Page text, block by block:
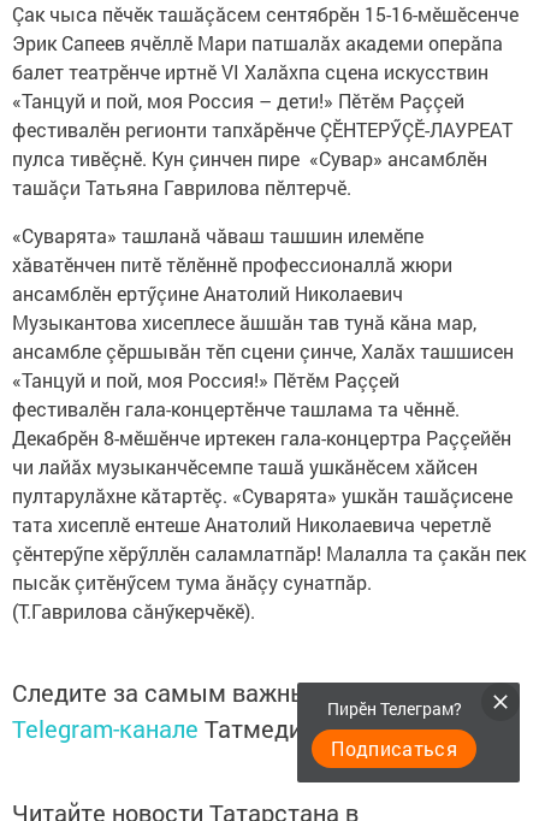
Çак чыса пӗчӗк ташăçăсем сентябрӗн 15-16-мӗшӗсенче
Эрик Сапеев ячӗллӗ Мари патшалăх академи оперăпа
балет театрӗнче иртнӗ VI Халăхпа сцена искусствин
«Танцуй и пой, моя Россия – дети!» Пӗтӗм Раççей
фестивалӗн регионти тапхăрӗнче ÇӖНТЕРӲÇӖ-ЛАУРЕАТ
пулса тивӗçнӗ. Кун çинчен пире «Сувар» ансамблӗн
ташăçи Татьяна Гаврилова пӗлтерчӗ.
«Суварята» ташланă чăваш ташшин илемӗпе
хăватӗнчен питӗ тӗлӗннӗ профессионаллă жюри
ансамблӗн ертӳçине Анатолий Николаевич
Музыкантова хисеплесе ăшшăн тав тунă кăна мар,
ансамбле çӗршывăн тӗп сцени çинче, Халăх ташшисен
«Танцуй и пой, моя Россия!» Пӗтӗм Раççей
фестивалӗн гала-концертӗнче ташлама та чӗннӗ.
Декабрӗн 8-мӗшӗнче иртекен гала-концертра Раççейӗн
чи лайăх музыканчӗсемпе ташă ушкăнӗсем хăйсен
пултарулăхне кăтартӗç. «Суварята» ушкăн ташăçисене
тата хисеплӗ ентеше Анатолий Николаевича черетлӗ
çӗнтерӳпе хӗрӳллӗн саламлатпăр! Малалла та çакăн пек
пысăк çитӗнӳсем тума ăнăçу сунатпăр.
(Т.Гаврилова сăнӳкерчӗкӗ).
Следите за самым важным и интересным в
Telegram-канале Татмедиа
Читайте новости Татарстана в
Пирӗн Телеграм?
Подписаться